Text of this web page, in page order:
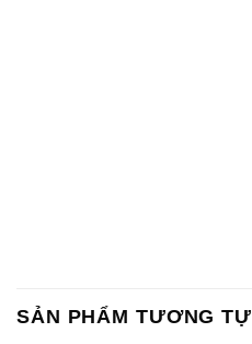
SẢN PHẨM TƯƠNG TỰ